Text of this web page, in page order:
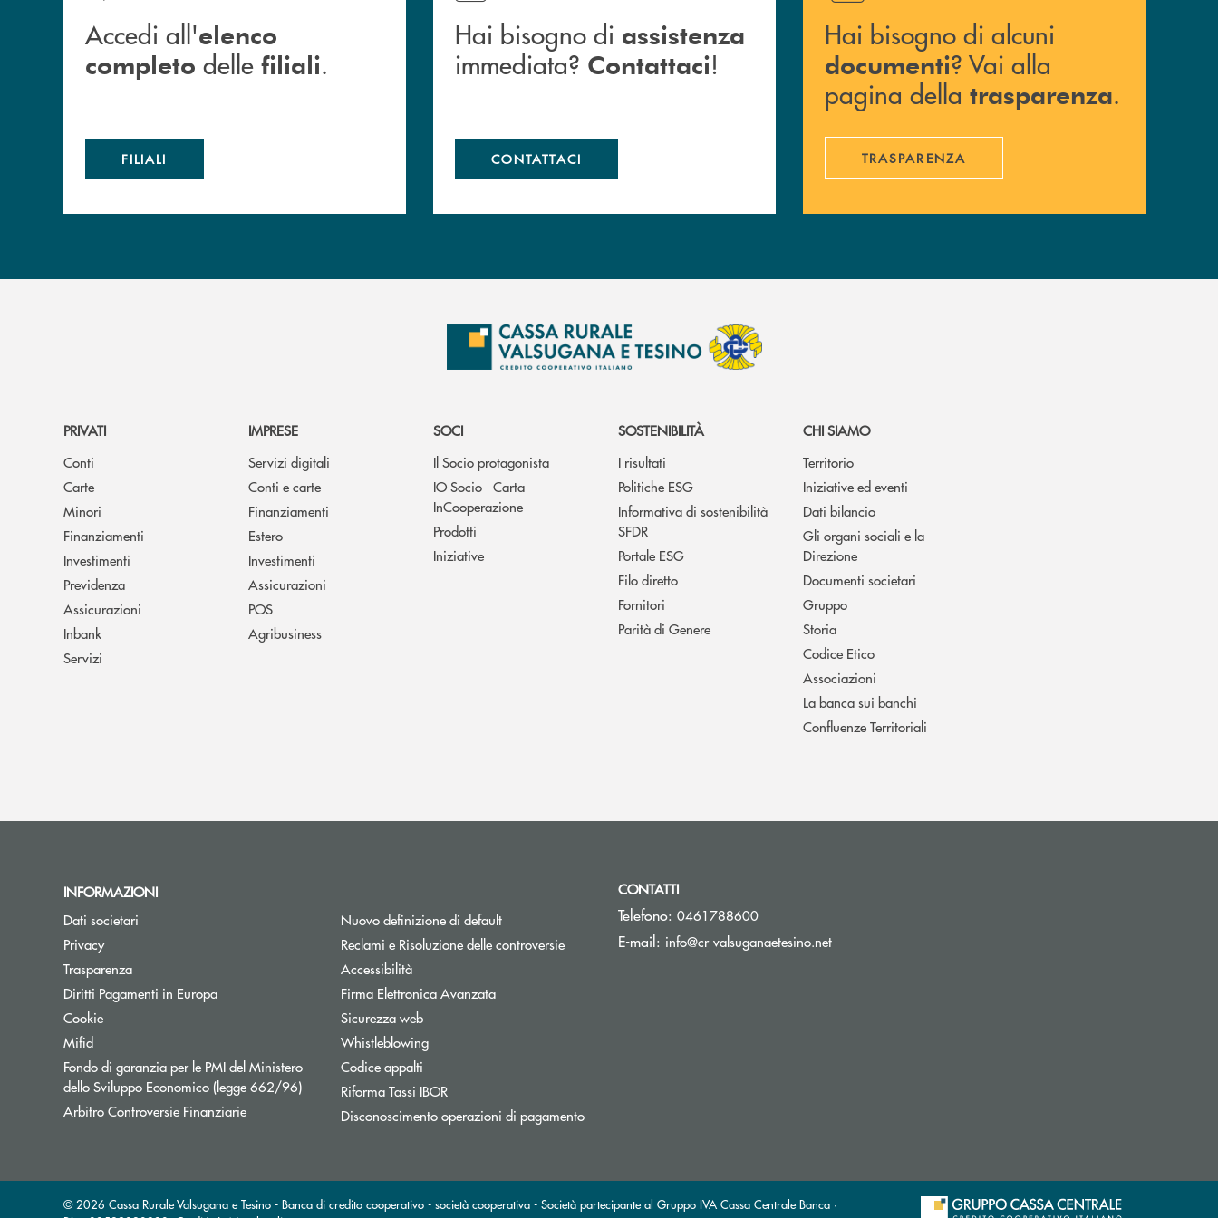
Accedi all'elenco
completo delle filiali.
FILIALI
Hai bisogno di assistenza
immediata? Contattaci!
CONTATTACI
Hai bisogno di alcuni
documenti? Vai alla
pagina della trasparenza.
TRASPARENZA
PRIVATI
Conti
Carte
Minori
Finanziamenti
Investimenti
Previdenza
Assicurazioni
Inbank
Servizi
IMPRESE
Servizi digitali
Conti e carte
Finanziamenti
Estero
Investimenti
Assicurazioni
POS
Agribusiness
SOCI
Il Socio protagonista
IO Socio - Carta
InCooperazione
Prodotti
Iniziative
SOSTENIBILITÀ
I risultati
Politiche ESG
Informativa di sostenibilità
SFDR
Portale ESG
Filo diretto
Fornitori
Parità di Genere
CHI SIAMO
Territorio
Iniziative ed eventi
Dati bilancio
Gli organi sociali e la
Direzione
Documenti societari
Gruppo
Storia
Codice Etico
Associazioni
La banca sui banchi
Confluenze Territoriali
INFORMAZIONI
Dati societari
Privacy
Trasparenza
Diritti Pagamenti in EuropaApre una nuova finestra
Cookie
Mifid
Fondo di garanzia per le PMI del Ministero
dello Sviluppo Economico (legge 662/96)Apre una nuova finestra
Arbitro Controversie FinanziarieApre una nuova finestra
Nuovo definizione di default
Reclami e Risoluzione delle controversie
Accessibilità
Firma Elettronica Avanzata
Sicurezza web
Whistleblowing
Codice appalti
Riforma Tassi IBORApre una nuova finestra
Disconoscimento operazioni di pagamento
CONTATTI
Telefono: 0461788600
E-mail: info@cr-valsuganaetesino.net(si apre l’app di posta elettronica)
© 2026 Cassa Rurale Valsugana e Tesino - Banca di credito cooperativo - società cooperativa - Società partecipante al Gruppo IVA Cassa Centrale Banca ·